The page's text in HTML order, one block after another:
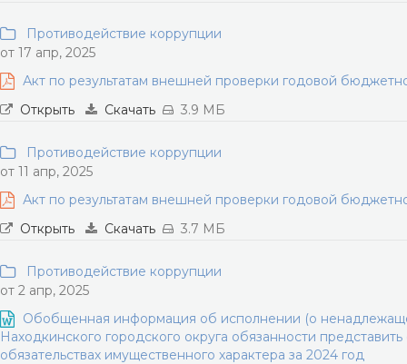
Противодействие коррупции
от 17 апр, 2025
Акт по результатам внешней проверки годовой
Открыть
Скачать 3.9 МБ
Противодействие коррупции
от 11 апр, 2025
Акт по результатам внешней проверки годовой
Открыть
Скачать 3.7 МБ
Противодействие коррупции
от 2 апр, 2025
Обобщенная информация об исполнении (о
Находкинского городского округа обязанности
обязательствах имущественного характера за 2024 год